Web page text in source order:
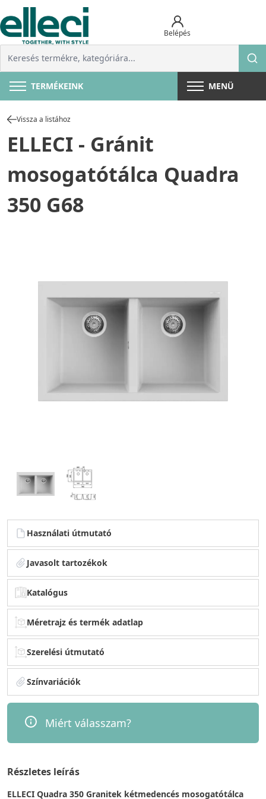
Belépés
TERMÉKEINK MENÜ
Vissza a listához
ELLECI - Gránit
mosogatótálca Quadra
350 G68
Használati útmutató
Javasolt tartozékok
Katalógus
Méretrajz és termék adatlap
Szerelési útmutató
Színvariációk
Miért válasszam?
Részletes leírás
ELLECI Quadra 350 Granitek kétmedencés mosogatótálca